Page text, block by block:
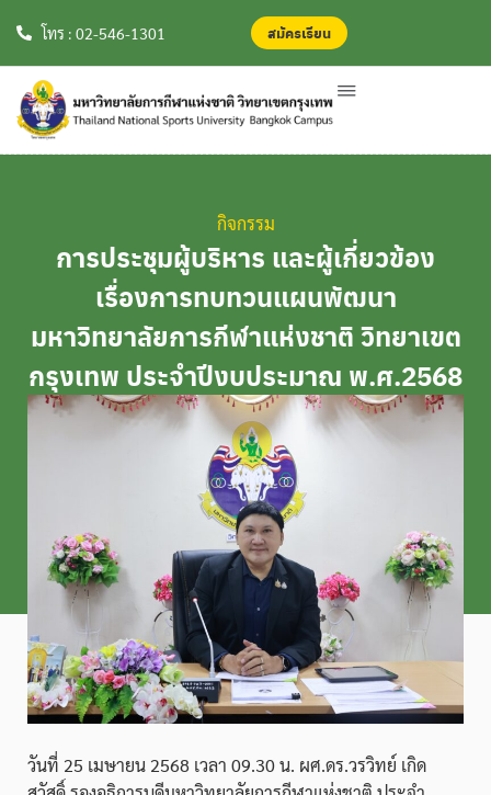
โทร : 02-546-1301 สมัครเรียน
กิจกรรม
การประชุมผู้บริหาร และผู้เกี่ยวข้อง
เรื่องการทบทวนแผนพัฒนา
มหาวิทยาลัยการกีฬาแห่งชาติ วิทยาเขต
กรุงเทพ ประจำปีงบประมาณ พ.ศ.2568
วันที่ 25 เมษายน 2568 เวลา 09.30 น. ผศ.ดร.วรวิทย์ เกิด